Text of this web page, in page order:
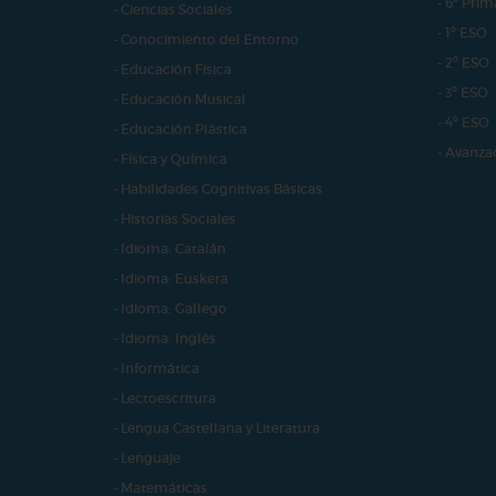
- Ciencias Sociales
- Conocimiento del Entorno
- Educación Física
- Educación Musical
- Educación Plástica
- Física y Química
- Habilidades Cognitivas Básicas
- Historias Sociales
- Idioma: Catalán
- Idioma: Euskera
- Idioma: Gallego
- Idioma: Inglés
- Informática
- Lectoescritura
- Lengua Castellana y Literatura
- Lenguaje
- Matemáticas
- 1º ESO
- 2º ESO
- 3º ESO
- 4º ESO
-